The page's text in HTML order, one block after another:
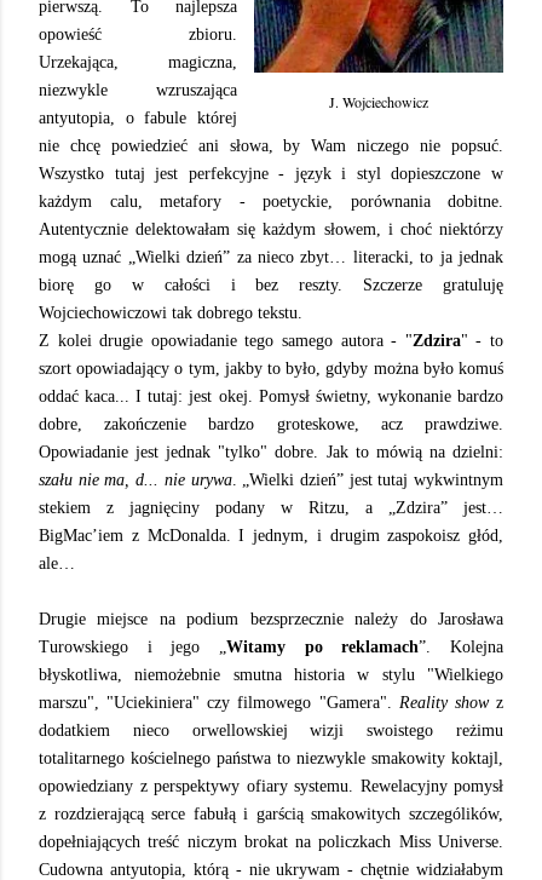
J. Wojciechowicz
pierwszą. To najlepsza
opowieść zbioru.
Urzekająca, magiczna,
niezwykle wzruszająca
antyutopia, o fabule której
nie chcę powiedzieć ani słowa, by Wam niczego nie popsuć.
Wszystko tutaj jest perfekcyjne - język i styl dopieszczone w
każdym calu, metafory - poetyckie, porównania dobitne.
Autentycznie delektowałam się każdym słowem, i choć niektórzy
mogą uznać „Wielki dzień” za nieco zbyt… literacki, to ja jednak
biorę go w całości i bez reszty. Szczerze gratuluję
Wojciechowiczowi tak dobrego tekstu.
Z kolei drugie opowiadanie tego samego autora - "Zdzira" - to
szort opowiadający o tym, jakby to było, gdyby można było komuś
oddać kaca... I tutaj: jest okej. Pomysł świetny, wykonanie bardzo
dobre, zakończenie bardzo groteskowe, acz prawdziwe.
Opowiadanie jest jednak "tylko" dobre. Jak to mówią na dzielni:
szału nie ma, d... nie urywa. „Wielki dzień” jest tutaj wykwintnym
stekiem z jagnięciny podany w Ritzu, a „Zdzira” jest…
BigMac’iem z McDonalda. I jednym, i drugim zaspokoisz głód,
ale…
Drugie miejsce na podium bezsprzecznie należy do Jarosława
Turowskiego i jego „ Witamy po reklamach”. Kolejna
błyskotliwa, niemożebnie smutna historia w stylu "Wielkiego
marszu", "Uciekiniera" czy filmowego "Gamera". Reality showz
dodatkiem nieco orwellowskiej wizji swoistego reżimu
totalitarnego kościelnego państwa to niezwykle smakowity koktajl,
opowiedziany z perspektywy ofiary systemu. Rewelacyjny pomysł
z rozdzierającą serce fabułą i garścią smakowitych szczególików,
dopełniających treść niczym brokat na policzkach Miss Universe.
Cudowna antyutopia, którą - nie ukrywam - chętnie widziałabym